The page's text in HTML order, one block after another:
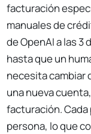
facturación
manuales de
de OpenAI a las 3
hasta que un
necesita cambiar
una nueva
facturación.
persona, lo que